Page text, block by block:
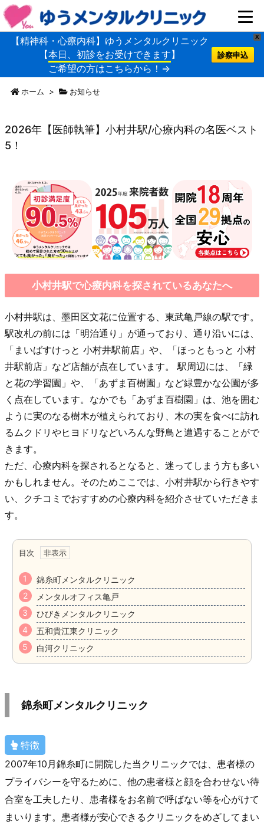
X
【精神科・心療内科】ゆうメンタルクリニック
【本日、初診をお受けできます】
ご希望の方はこちらから！⇒
診察申込
ホーム > お知らせ
2026年【医師執筆】小村井駅/心療内科の名医ベスト
5！
小村井駅で心療内科を探されているあなたへ
小村井駅は、墨田区文花に位置する、東武亀戸線の駅です。
駅改札の前には「明治通り」が通っており、通り沿いには、
「まいばすけっと 小村井駅前店」や、「ほっともっと 小村
井駅前店」など店舗が点在しています。 駅周辺には、「緑
と花の学習園」や、「あずま百樹園」など緑豊かな公園が多
く点在しています。なかでも「あずま百樹園」は、池を囲む
ように実のなる樹木が植えられており、木の実を食べに訪れ
るムクドリやヒヨドリなどいろんな野鳥と遭遇することがで
きます。
ただ、心療内科を探されるとなると、迷ってしまう方も多い
かもしれません。そのためここでは、小村井駅から行きやす
い、クチコミでおすすめの心療内科を紹介させていただきま
す。
目次
錦糸町メンタルクリニック
メンタルオフィス亀戸
ひびきメンタルクリニック
五和貴江東クリニック
白河クリニック
錦糸町メンタルクリニック
特徴
2007年10月錦糸町に開院した当クリニックでは、患者様の
プライバシーを守るために、他の患者様と顔を合わせない待
合室を工夫したり、患者様をお名前で呼ばない等を心がけて
まいります。患者様が安心できるクリニックをめざしてまい